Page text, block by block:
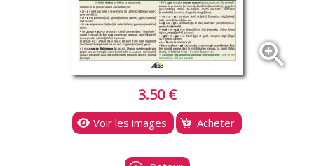
zoom_in
3.50 €
Voir les images Acheter